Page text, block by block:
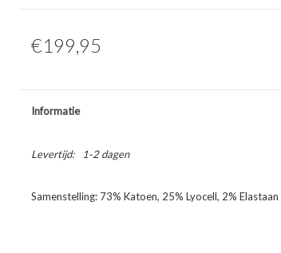
€199,95
Informatie
Levertijd: 1-2 dagen
Samenstelling: 73% Katoen, 25% Lyocell, 2% Elastaan